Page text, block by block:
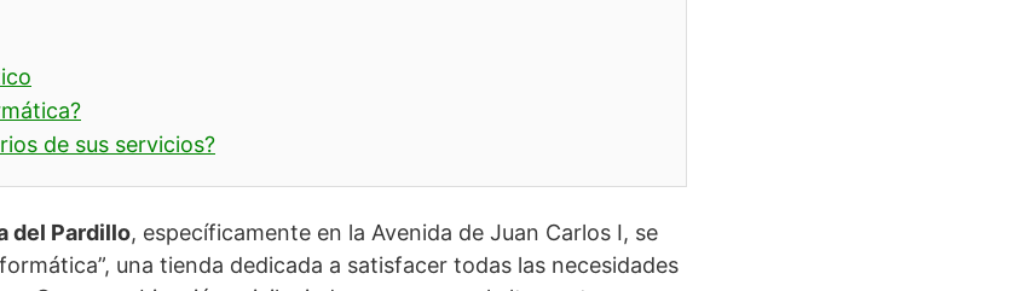
de sus servicios?
del Pardillo, específicamente en la Avenida de Juan Carlos I, se
una tienda dedicada a satisfacer todas las necesidades